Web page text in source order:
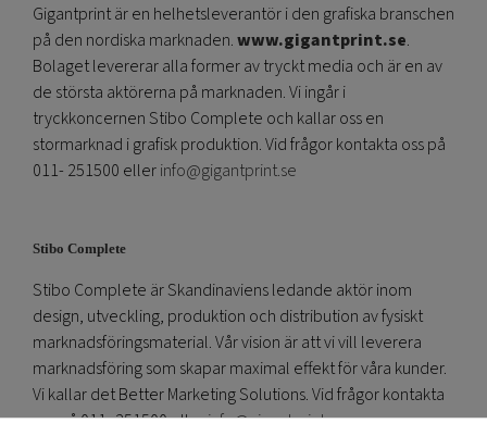
Gigantprint är en helhetsleverantör i den grafiska branschen
på den nordiska marknaden.www.gigantprint.se.
Bolaget levererar alla former av tryckt media och är en av
de största aktörerna på marknaden. Vi ingår i
tryckkoncernen Stibo Complete och kallar oss en
stormarknad i grafisk produktion. Vid frågor kontakta oss på
011- 251500 ellerinfo@gigantprint.se
Stibo Complete
Stibo Complete är Skandinaviens ledande aktör inom
design, utveckling, produktion och distribution av fysiskt
marknadsföringsmaterial. Vår vision är att vi vill leverera
marknadsföring som skapar maximal effekt för våra kunder.
Vi kallar det Better Marketing Solutions. Vid frågor kontakta
oss på 011- 251500 ellerinfo@gigantprint.se